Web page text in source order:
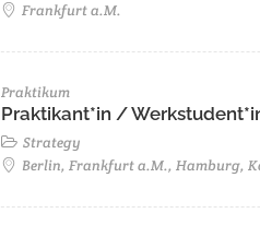
Frankfurt a.M.
Praktikum
Praktikant*in /
Strategy
Berlin, Frankfurt a.M., Hamburg,